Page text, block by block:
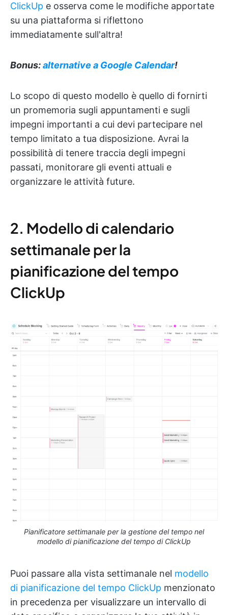
ClickUp e osserva come le modifiche apportate
su una piattaforma si riflettono
immediatamente sull'altra!
Bonus:alternative a Google Calendar!
Lo scopo di questo modello è quello di fornirti
un promemoria sugli appuntamenti e sugli
impegni importanti a cui devi partecipare nel
tempo limitato a tua disposizione. Avrai la
possibilità di tenere traccia degli impegni
passati, monitorare gli eventi attuali e
organizzare le attività future.
2. Modello di calendario
settimanale per la
pianificazione del tempo
ClickUp
Pianificatore settimanale per la gestione del tempo nel
modello di pianificazione del tempo di ClickUp
Puoi passare alla vista settimanale nel modello
di pianificazione del tempo ClickUp menzionato
in precedenza per visualizzare un intervallo di